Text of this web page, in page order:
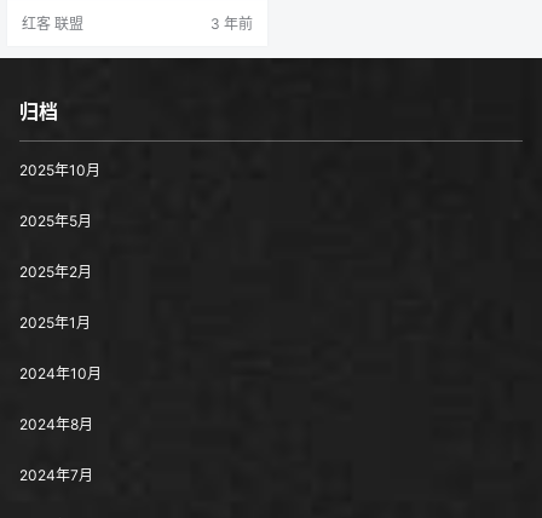
的红客追款团队，更没有红客把能
请看： https://www.chinahonker.c
被骗了，这就是诈骗，请不要上
当，立刻报警110…
红客 联盟 3 年前
归档
2025年10月
2025年5月
2025年2月
2025年1月
2024年10月
2024年8月
2024年7月